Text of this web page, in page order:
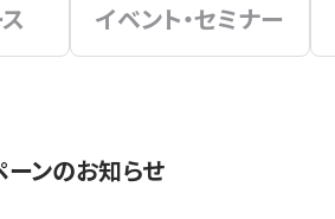
イベント・セミナー
ンのお知らせ